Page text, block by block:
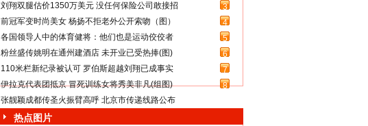
刘翔双腿估价1350万美元 没任何保险公司敢接招
3
前冠军变时尚美女 杨扬不拒老外公开索吻（图）
4
各国领导人中的体育健将：他们也是运动佼佼者
5
粉丝盛传姚明在通州建酒店 未开业已受热捧(图)
6
110米栏新纪录被认可 罗伯斯超越刘翔已成事实
7
伊拉克代表团抵京 冒死训练女将秀美非凡(组图)
8
张靓颖成都传圣火振臂高呼 北京市传递线路公布
热点图片